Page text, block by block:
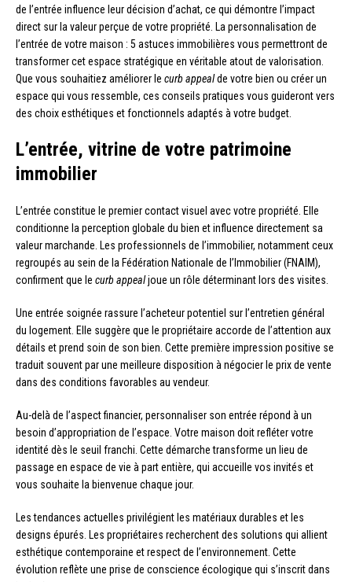
de l’entrée influence leur décision d’achat, ce qui démontre l’impact
direct sur la valeur perçue de votre propriété. La personnalisation de
l’entrée de votre maison : 5 astuces immobilières vous permettront de
transformer cet espace stratégique en véritable atout de valorisation.
Que vous souhaitiez améliorer le curb appealde votre bien ou créer un
espace qui vous ressemble, ces conseils pratiques vous guideront vers
des choix esthétiques et fonctionnels adaptés à votre budget.
L’entrée, vitrine de votre patrimoine
immobilier
L’entrée constitue le premier contact visuel avec votre propriété. Elle
conditionne la perception globale du bien et influence directement sa
valeur marchande. Les professionnels de l’immobilier, notamment ceux
regroupés au sein de la Fédération Nationale de l’Immobilier (FNAIM),
confirment que le curb appealjoue un rôle déterminant lors des visites.
Une entrée soignée rassure l’acheteur potentiel sur l’entretien général
du logement. Elle suggère que le propriétaire accorde de l’attention aux
détails et prend soin de son bien. Cette première impression positive se
traduit souvent par une meilleure disposition à négocier le prix de vente
dans des conditions favorables au vendeur.
Au-delà de l’aspect financier, personnaliser son entrée répond à un
besoin d’appropriation de l’espace. Votre maison doit refléter votre
identité dès le seuil franchi. Cette démarche transforme un lieu de
passage en espace de vie à part entière, qui accueille vos invités et
vous souhaite la bienvenue chaque jour.
Les tendances actuelles privilégient les matériaux durables et les
designs épurés. Les propriétaires recherchent des solutions qui allient
esthétique contemporaine et respect de l’environnement. Cette
évolution reflète une prise de conscience écologique qui s’inscrit dans